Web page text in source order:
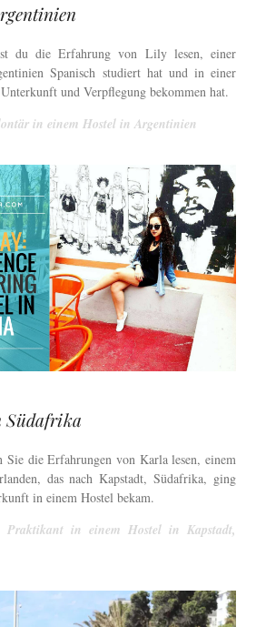
du die Erfahrung von Lily lesen, einer
Spanisch studiert hat und in einer
und Verpflegung bekommen hat.
in einem Hostel in Argentinien
Südafrika
Sie die Erfahrungen von Karla lesen, einem
das nach Kapstadt, Südafrika, ging
in einem Hostel bekam.
Praktikant in einem Hostel in Kapstadt,